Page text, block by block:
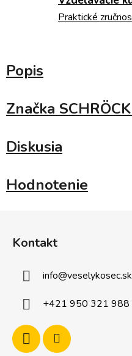
Praktické
Popis
Značka
Diskusia
Hodnotenie
Kontakt
info@veselykosec.sk
+421 950 321 988